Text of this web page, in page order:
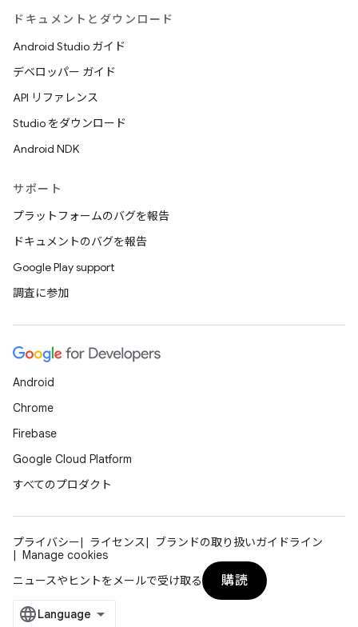
ドキュメントとダウンロード
Android Studio ガイド
デベロッパー ガイド
API リファレンス
Studio をダウンロード
Android NDK
サポート
プラットフォームのバグを報告
ドキュメントのバグを報告
Google Play support
調査に参加
Android
Chrome
Firebase
Google Cloud Platform
すべてのプロダクト
プライバシー ライセンス
ブランドの取り扱いガイドライン
Manage cookies
ニュースやヒントをメールで受け取る
購読